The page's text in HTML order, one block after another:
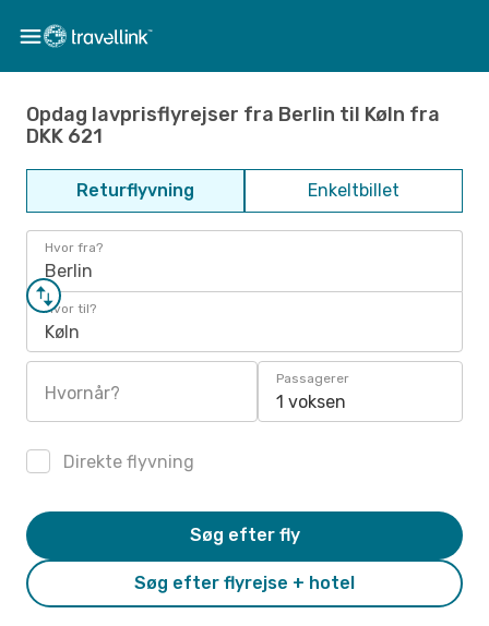
Opdag lavprisflyrejser fra Berlin til Køln fra
DKK 621
Returflyvning Enkeltbillet
Hvor fra?
Berlin
Hvor til?
Køln
Hvornår?
Passagerer
1 voksen
Direkte flyvning
Søg efter flyrejse + hotel
Søg efter fly